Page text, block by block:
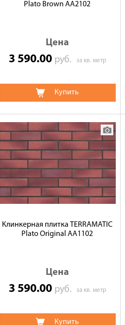
Plato Brown АА2102
Цена
3 590.00 руб. за кв. метр
Купить
Клинкерная плитка TERRAMATIC
Plato Original АА1102
Цена
3 590.00 руб. за кв. метр
Купить